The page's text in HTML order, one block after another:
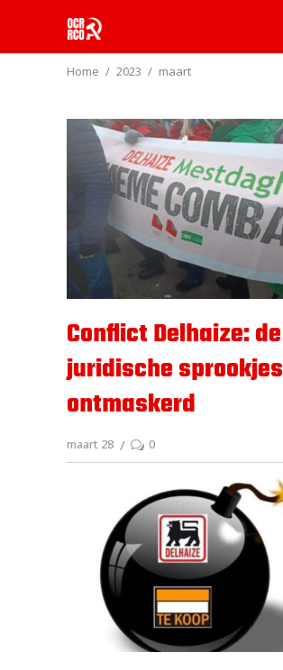
Home 2023 maart
Conflict Delhaize: de
juridische sprookjes
ontmaskerd
maart 28 0